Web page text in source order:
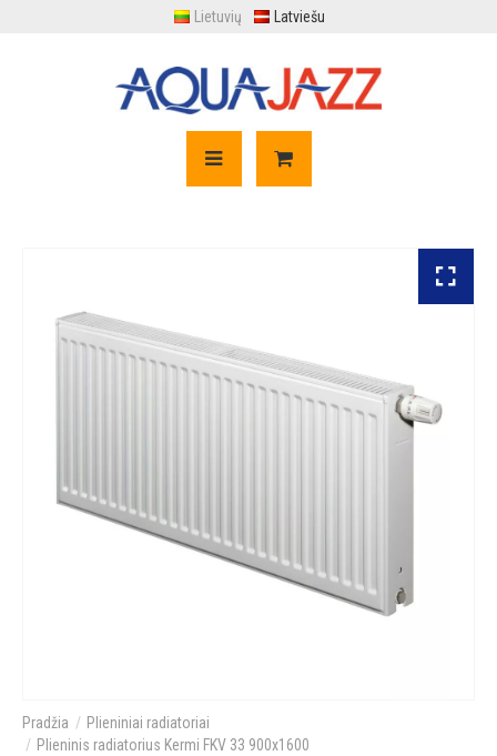
Lietuvių Latviešu
Plieniniai radiatoriai
Plieninis radiatorius Kermi FKV 33 900x1600